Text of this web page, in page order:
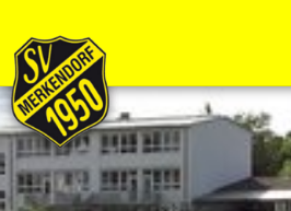
Zum Inhalt springen